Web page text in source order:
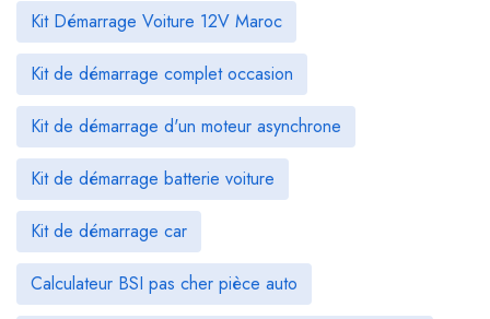
Kit Démarrage Voiture 12V Maroc
Kit de démarrage complet occasion
Kit de démarrage d'un moteur asynchrone
Kit de démarrage batterie voiture
Kit de démarrage car
Calculateur BSI pas cher pièce auto